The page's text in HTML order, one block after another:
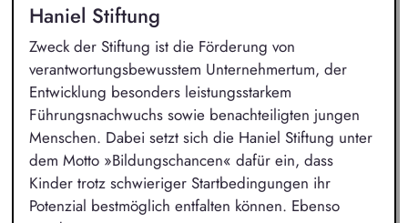
Haniel Stiftung
Zweck der Stiftung ist die Förderung von
verantwortungsbewusstem Unternehmertum, der
Entwicklung besonders leistungsstarkem
Führungsnachwuchs sowie benachteiligten jungen
Menschen. Dabei setzt sich die Haniel Stiftung unter
dem Motto »Bildungschancen« dafür ein, dass
Kinder trotz schwieriger Startbedingungen ihr
Potenzial bestmöglich entfalten können. Ebenso